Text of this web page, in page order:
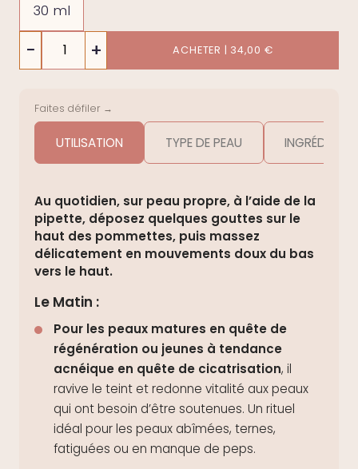
30 ml
quantité
de
Sérum
− + ACHETER | 34,00 €
Faites défiler →
UTILISATION TYPE DE PEAU INGRÉDIENTS
Au quotidien, sur peau propre, à l’aide de la
pipette, déposez quelques gouttes sur le
haut des pommettes, puis massez
délicatement en mouvements doux du bas
vers le haut.
Le Matin :
Pour les peaux matures en quête de
régénération ou jeunes à tendance
acnéique en quête de cicatrisation, il
ravive le teint et redonne vitalité aux peaux
qui ont besoin d’être soutenues. Un rituel
idéal pour les peaux abîmées, ternes,
fatiguées ou en manque de peps.